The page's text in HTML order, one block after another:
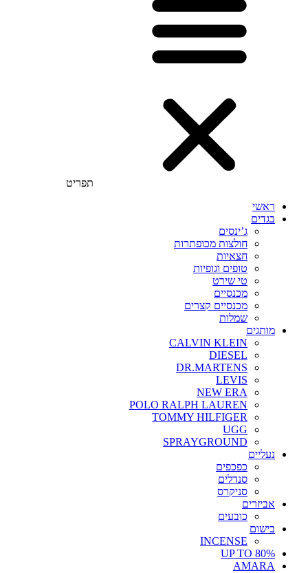
תפריט
ראשי
בגדים
ג’ינסים
חולצות מכופתרות
חצאיות
טופים וגופיות
טי שירט
מכנסיים
מכנסיים קצרים
שמלות
מותגים
CALVIN KLEIN
DIESEL
DR.MARTENS
LEVIS
NEW ERA
POLO RALPH LAUREN
TOMMY HILFIGER
UGG
SPRAYGROUND
נעליים
כפכפים
סנדלים
סניקרס
אביזרים
כובעים
בישום
INCENSE
UP TO 80%
AMARA